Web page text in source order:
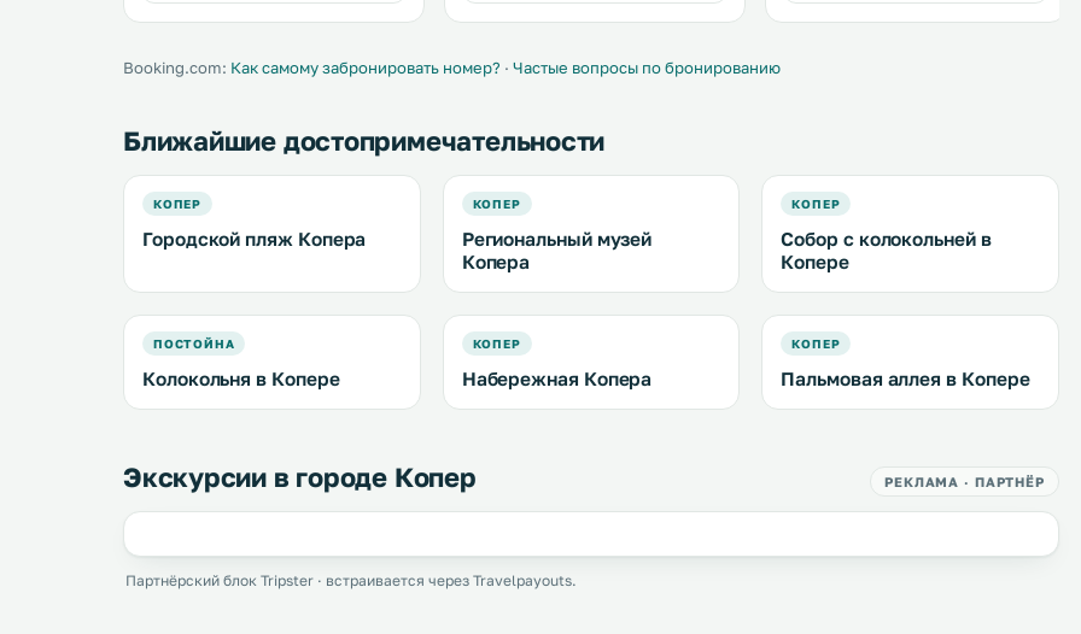
Booking.com: Как самому забронировать номер? · Частые вопросы по бронированию
Ближайшие достопримечательности
КОПЕР
Городской пляж Копера
КОПЕР
Региональный музей
Копера
КОПЕР
Собор с колокольней в
Копере
ПОСТОЙНА
Колокольня в Копере
КОПЕР
Набережная Копера
КОПЕР
Пальмовая аллея в Копере
Экскурсии в городе Копер РЕКЛАМА · ПАРТНЁР
Партнёрский блок Tripster · встраивается через Travelpayouts.